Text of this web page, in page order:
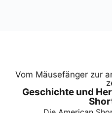
Vom Mäu­se­fän­ger zur
Geschich­te und